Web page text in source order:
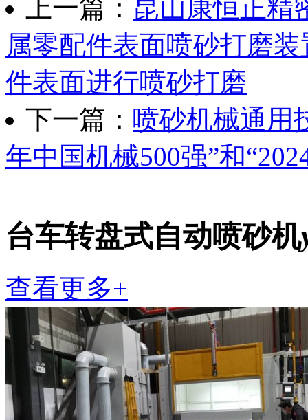
上一篇： 昆山康恒正精
属零配件表面喷砂打磨
件表面进行喷砂打磨
下一篇： 喷砂机械通用
年中国机械500强”和
台车转盘式自动喷砂机
查看更多+